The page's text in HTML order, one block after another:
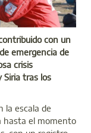
con un
emergencia de
crisis
Siria tras los
la escala de
hasta el momento